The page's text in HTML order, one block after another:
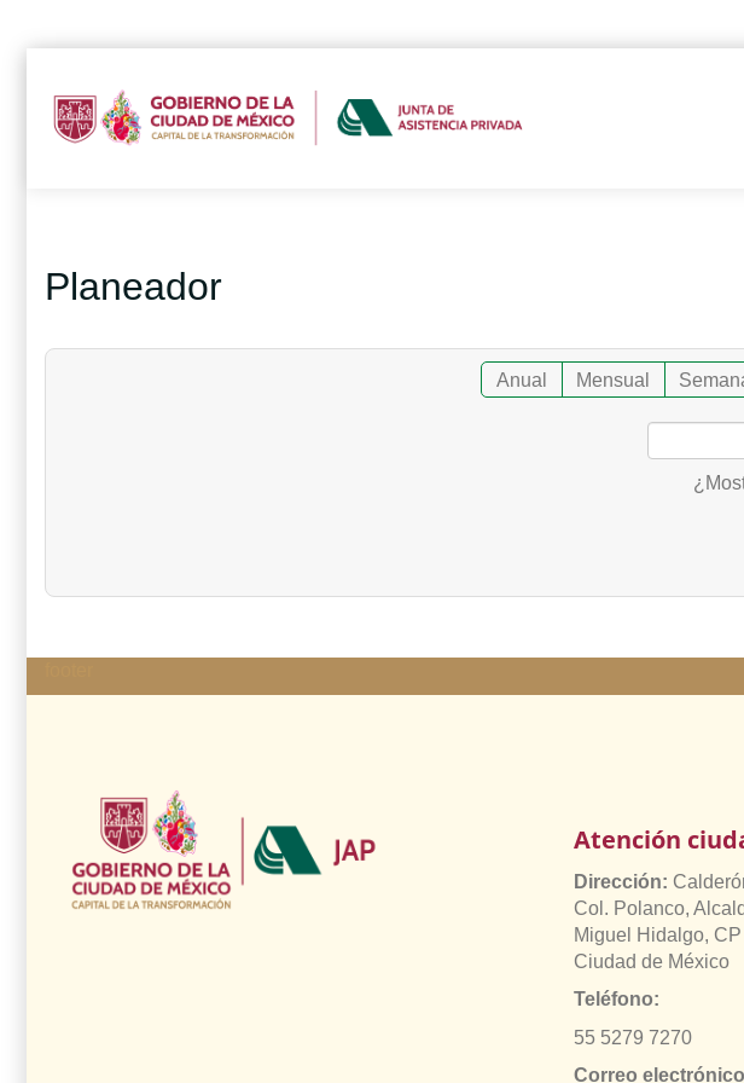
Planeador
Anual Mensual
Atención
Dirección:
Col. Polanco,
Miguel Hidalgo, CP
Ciudad de México
Teléfono:
55 5279 7270
Correo